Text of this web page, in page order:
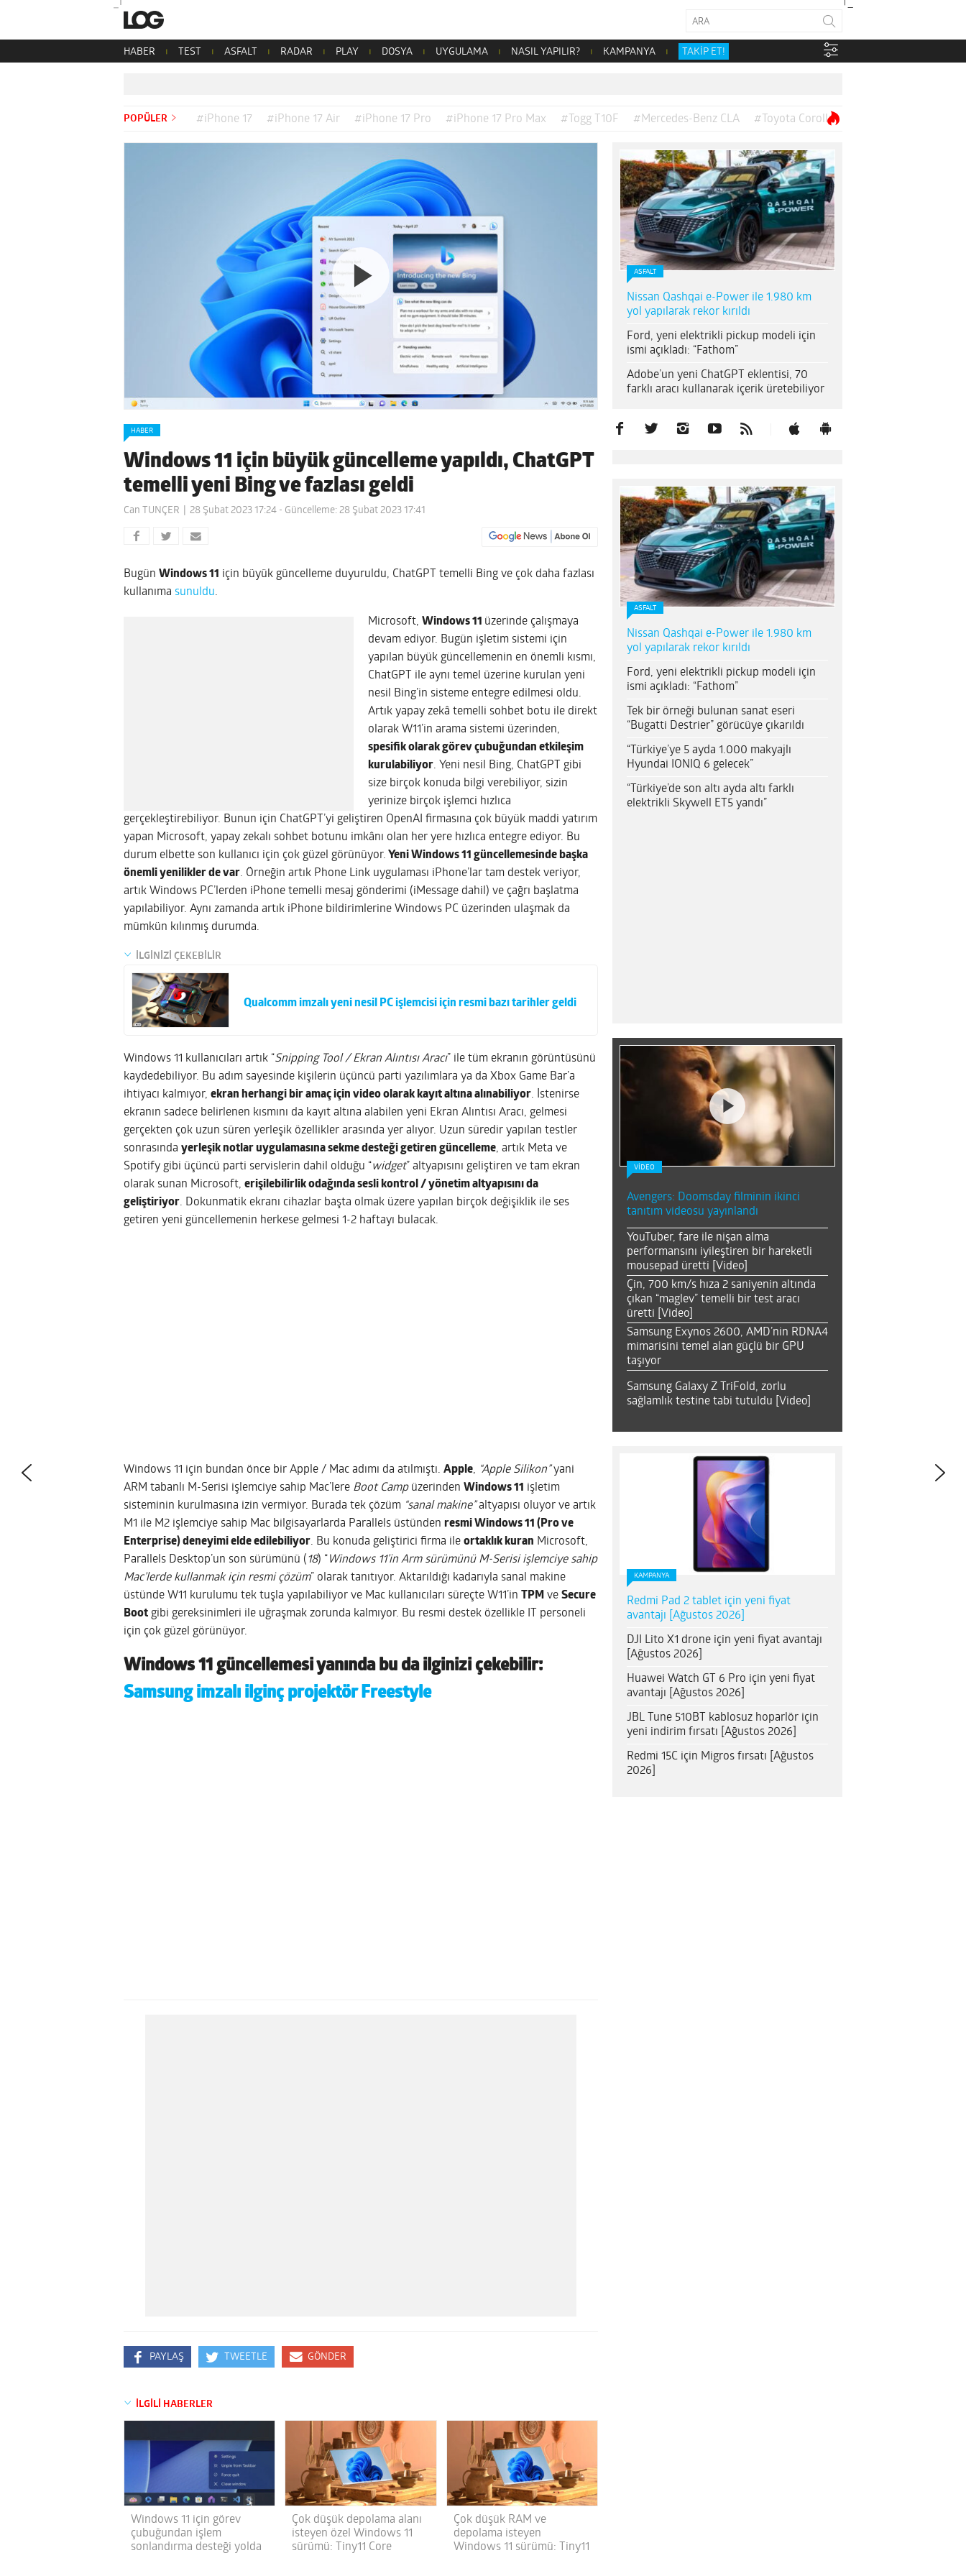
HABER TEST ASFALT RADAR PLAY DOSYA UYGULAMA NASIL YAPILIR? KAMPANYA TAKİP ET!
POPÜLER #iPhone 17 #iPhone 17 Air #iPhone 17 Pro #iPhone 17 Pro Max #Togg T10F #Mercedes-Benz CLA #Toyota Corolla
HABER
Windows 11 için büyük güncelleme yapıldı, ChatGPT
temelli yeni Bing ve fazlası geldi
Can TUNÇER 28 Şubat 2023 17:24 - Güncelleme: 28 Şubat 2023 17:41
Bugün Windows 11 için büyük güncelleme duyuruldu, ChatGPT temelli Bing ve çok daha fazlası
kullanıma sunuldu.
Microsoft, Windows 11 üzerinde çalışmaya
devam ediyor. Bugün işletim sistemi için
yapılan büyük güncellemenin en önemli kısmı,
ChatGPT ile aynı temel üzerine kurulan yeni
nesil Bing’in sisteme entegre edilmesi oldu.
Artık yapay zekâ temelli sohbet botu ile direkt
olarak W11’in arama sistemi üzerinden,
spesifik olarak görev çubuğundan etkileşim
kurulabiliyor. Yeni nesil Bing, ChatGPT gibi
size birçok konuda bilgi verebiliyor, sizin
yerinize birçok işlemci hızlıca
gerçekleştirebiliyor. Bunun için ChatGPT’yi geliştiren OpenAI firmasına çok büyük maddi yatırım
yapan Microsoft, yapay zekalı sohbet botunu imkânı olan her yere hızlıca entegre ediyor. Bu
durum elbette son kullanıcı için çok güzel görünüyor. Yeni Windows 11 güncellemesinde başka
önemli yenilikler de var. Örneğin artık Phone Link uygulaması iPhone’lar tam destek veriyor,
artık Windows PC’lerden iPhone temelli mesaj gönderimi (iMessage dahil) ve çağrı başlatma
yapılabiliyor. Aynı zamanda artık iPhone bildirimlerine Windows PC üzerinden ulaşmak da
mümkün kılınmış durumda.
İLGİNİZİ ÇEKEBİLİR
Qualcomm imzalı yeni nesil PC işlemcisi için resmi bazı tarihler geldi
Windows 11 kullanıcıları artık “Snipping Tool / Ekran Alıntısı Aracı” ile tüm ekranın görüntüsünü
kaydedebiliyor. Bu adım sayesinde kişilerin üçüncü parti yazılımlara ya da Xbox Game Bar’a
ihtiyacı kalmıyor, ekran herhangi bir amaç için video olarak kayıt altına alınabiliyor. İstenirse
ekranın sadece belirlenen kısmını da kayıt altına alabilen yeni Ekran Alıntısı Aracı, gelmesi
gerçekten çok uzun süren yerleşik özellikler arasında yer alıyor. Uzun süredir yapılan testler
sonrasında yerleşik notlar uygulamasına sekme desteği getiren güncelleme, artık Meta ve
Spotify gibi üçüncü parti servislerin dahil olduğu “widget” altyapısını geliştiren ve tam ekran
olarak sunan Microsoft, erişilebilirlik odağında sesli kontrol / yönetim altyapısını da
geliştiriyor. Dokunmatik ekranı cihazlar başta olmak üzere yapılan birçok değişiklik ile ses
getiren yeni güncellemenin herkese gelmesi 1-2 haftayı bulacak.
Windows 11 için bundan önce bir Apple / Mac adımı da atılmıştı. Apple, “Apple Silikon”yani
ARM tabanlı M-Serisi işlemciye sahip Mac’lere Boot Campüzerinden Windows 11 işletim
sisteminin kurulmasına izin vermiyor. Burada tek çözüm “sanal makine”altyapısı oluyor ve artık
M1 ile M2 işlemciye sahip Mac bilgisayarlarda Parallels üstünden resmi Windows 11 (Pro ve
Enterprise) deneyimi elde edilebiliyor. Bu konuda geliştirici firma ile ortaklık kuran Microsoft,
Parallels Desktop’un son sürümünü ( 18) “Windows 11’in Arm sürümünü M-Serisi işlemciye sahip
Mac’lerde kullanmak için resmi çözüm” olarak tanıtıyor. Aktarıldığı kadarıyla sanal makine
üstünde W11 kurulumu tek tuşla yapılabiliyor ve Mac kullanıcıları süreçte W11’in
TPM ve Secure
Boot gibi gereksinimleri ile uğraşmak zorunda kalmıyor. Bu resmi destek özellikle IT personeli
için çok güzel görünüyor.
Windows 11 güncellemesi yanında bu da ilginizi çekebilir:
Samsung imzalı ilginç projektör Freestyle
PAYLAŞ TWEETLE GÖNDER
İLGİLİ HABERLER
Windows 11 için görev
çubuğundan işlem
sonlandırma desteği yolda
Çok düşük depolama alanı
isteyen özel Windows 11
sürümü: Tiny11 Core
Çok düşük RAM ve
depolama isteyen
Windows 11 sürümü: Tiny11
ASFALT
Nissan Qashqai e-Power ile 1.980 km
yol yapılarak rekor kırıldı
Ford, yeni elektrikli pickup modeli için
ismi açıkladı: “Fathom”
Adobe’un yeni ChatGPT eklentisi, 70
farklı aracı kullanarak içerik üretebiliyor
ASFALT
Nissan Qashqai e-Power ile 1.980 km
yol yapılarak rekor kırıldı
Ford, yeni elektrikli pickup modeli için
ismi açıkladı: “Fathom”
Tek bir örneği bulunan sanat eseri
“Bugatti Destrier” görücüye çıkarıldı
“Türkiye’ye 5 ayda 1.000 makyajlı
Hyundai IONIQ 6 gelecek”
“Türkiye’de son altı ayda altı farklı
elektrikli Skywell ET5 yandı”
VİDEO
Avengers: Doomsday filminin ikinci
tanıtım videosu yayınlandı
YouTuber, fare ile nişan alma
performansını iyileştiren bir hareketli
mousepad üretti [Video]
Çin, 700 km/s hıza 2 saniyenin altında
çıkan “maglev” temelli bir test aracı
üretti [Video]
Samsung Exynos 2600, AMD’nin RDNA4
mimarisini temel alan güçlü bir GPU
taşıyor
Samsung Galaxy Z TriFold, zorlu
sağlamlık testine tabi tutuldu [Video]
KAMPANYA
Redmi Pad 2 tablet için yeni fiyat
avantajı [Ağustos 2026]
DJI Lito X1 drone için yeni fiyat avantajı
[Ağustos 2026]
Huawei Watch GT 6 Pro için yeni fiyat
avantajı [Ağustos 2026]
JBL Tune 510BT kablosuz hoparlör için
yeni indirim fırsatı [Ağustos 2026]
Redmi 15C için Migros fırsatı [Ağustos
2026]